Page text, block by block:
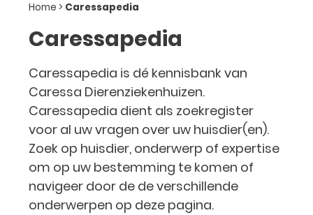
Home > Caressapedia
Caressapedia
Caressapedia is dé kennisbank van
Caressa Dierenziekenhuizen.
Caressapedia dient als zoekregister
voor al uw vragen over uw huisdier(en).
Zoek op huisdier, onderwerp of expertise
om op uw bestemming te komen of
navigeer door de de verschillende
onderwerpen op deze pagina.